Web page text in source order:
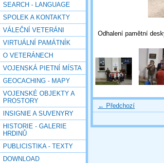
SEARCH - LANGUAGE
SPOLEK A KONTAKTY
VÁLEČNÍ VETERÁNI
VIRTUÁLNÍ PAMÁTNÍK
O VETERÁNECH
VOJENSKÁ PIETNÍ MÍSTA
GEOCACHING - MAPY
VOJENSKÉ OBJEKTY A
PROSTORY
INSIGNIE A SUVENYRY
HISTORIE - GALERIE
HRDINŮ
PUBLICISTIKA - TEXTY
DOWNLOAD
Odhalení pamětní
← Předchozí